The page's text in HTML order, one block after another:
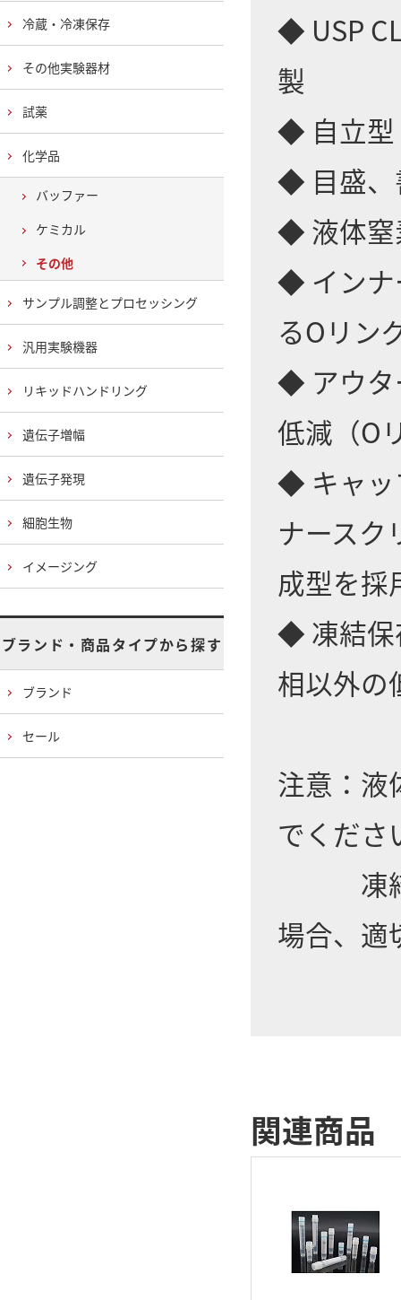
◆ USP
製
◆ 自立型
◆ 目盛、
◆ 液体窒
◆ インナ
るOリン
◆ アウタ
低減（O
◆ キャッ
ナースク
成型を採
◆ 凍結保
相以外の
注意：液
でくださ
凍結保
場合、適
関連商品
冷蔵・冷凍保存
その他実験器材
試薬
化学品
バッファー
ケミカル
その他
サンプル調整とプロセッシング
汎用実験機器
リキッドハンドリング
遺伝子増幅
遺伝子発現
細胞生物
イメージング
ブランド・商品タイプから探す
ブランド
セール